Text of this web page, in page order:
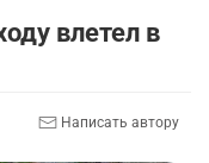
влетел в
Написать автору